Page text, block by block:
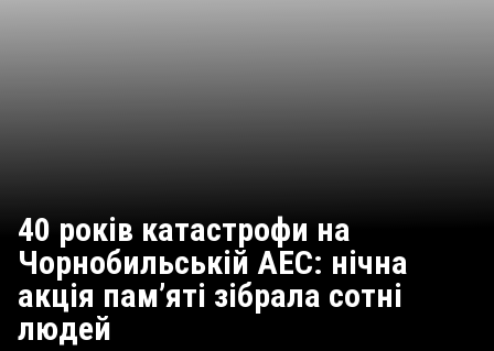
40 років катастрофи на
Чорнобильській АЕС: нічна
акція пам’яті зібрала сотні
людей